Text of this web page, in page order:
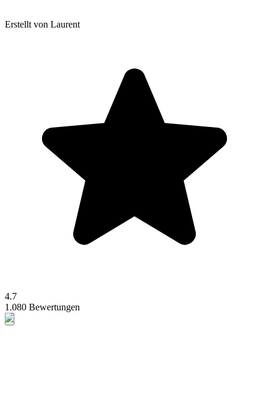
Erstellt von Laurent
4.7
1.080 Bewertungen